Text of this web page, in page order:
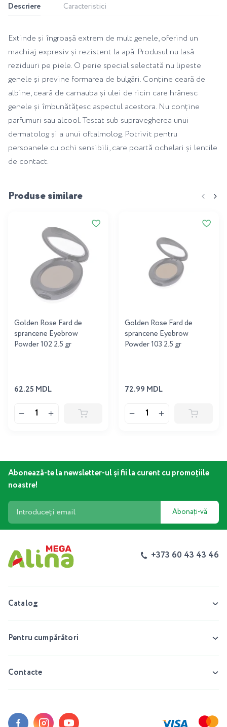
Descriere Caracteristici
Extinde și îngroașă extrem de mult genele, oferind un
machiaj expresiv și rezistent la apă. Produsul nu lasă
reziduuri pe piele. O perie special selectată nu lipeste
genele și previne formarea de bulgări. Conține ceară de
albine, ceară de carnauba și ulei de ricin care hrănesc
genele și îmbunătățesc aspectul acestora. Nu conține
parfumuri sau alcool. Testat sub supravegherea unui
dermatolog și a unui oftalmolog. Potrivit pentru
persoanele cu ochi sensibili, care poartă ochelari și lentile
de contact.
Produse similare
Golden Rose Fard de
sprancene Eyebrow
Powder 102 2.5 gr
62.25 MDL
Golden Rose Fard de
sprancene Eyebrow
Powder 103 2.5 gr
72.99 MDL
Abonează-te la newsletter-ul și fii la curent cu promoțiile
noastre!
Abonați-vă
+373 60 43 43 46
Catalog
Pentru cumpărători
Contacte